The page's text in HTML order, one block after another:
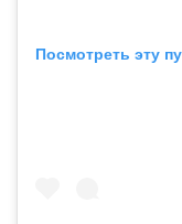
Посмотреть эту